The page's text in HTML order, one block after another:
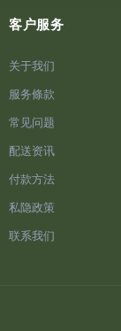
客户服务
关于我们
服务條款
常见问题
配送资讯
付款方法
私隐政策
联系我们